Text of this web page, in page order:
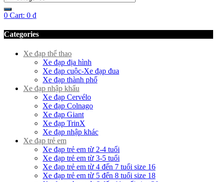
0 Cart: 0 ₫
Categories
Xe đạp thể thao
Xe đạp địa hình
Xe đạp cuộc-Xe đạp đua
Xe đạp thành phố
Xe đạp nhập khẩu
Xe đạp Cervélo
Xe đạp Colnago
Xe đạp Giant
Xe đạp TrinX
Xe đạp nhập khác
Xe đạp trẻ em
Xe đạp trẻ em từ 2-4 tuổi
Xe đạp trẻ em từ 3-5 tuổi
Xe đạp trẻ em từ 4 đến 7 tuổi size 16
Xe đạp trẻ em từ 5 đến 8 tuổi size 18